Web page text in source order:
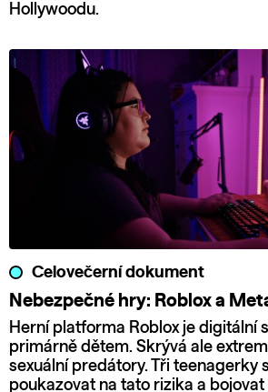
Hollywoodu.
Celovečerní dokument
Nebezpečné hry: Roblox a
Herní platforma Roblox je digitální
primárně dětem. Skrývá ale
sexuální predátory. Tři teenagerky
poukazovat na tato rizika a